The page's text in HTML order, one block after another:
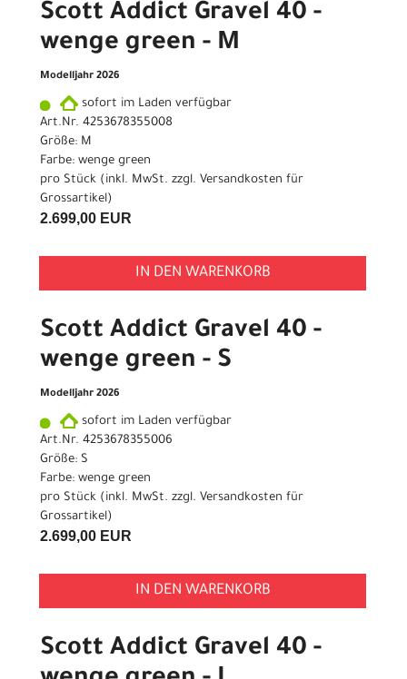
Scott Addict Gravel 40 -
wenge green - M
Modelljahr 2026
sofort im Laden verfügbar
Art.Nr. 4253678355008
Größe: M
Farbe: wenge green
pro Stück (inkl. MwSt. zzgl. Versandkosten für
Grossartikel)
2.699,00 EUR
IN DEN WARENKORB
Scott Addict Gravel 40 -
wenge green - S
Modelljahr 2026
sofort im Laden verfügbar
Art.Nr. 4253678355006
Größe: S
Farbe: wenge green
pro Stück (inkl. MwSt. zzgl. Versandkosten für
Grossartikel)
2.699,00 EUR
IN DEN WARENKORB
Scott Addict Gravel 40 -